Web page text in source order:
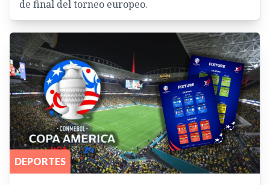
de final del torneo europeo.
DEPORTES